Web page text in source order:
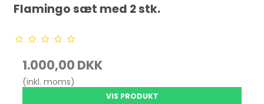
Flamingo sæt med 2 stk.
1.000,00 DKK
(inkl. moms)
VIS PRODUKT